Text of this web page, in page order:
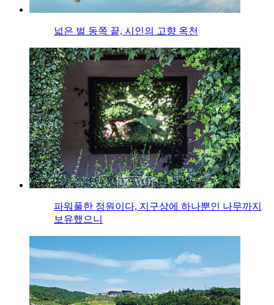
넓은 벌 동쪽 끝, 시인의 고향 옥천
파워풀한 정원이다, 지구상에 하나뿐인 나무까지
보유했으니